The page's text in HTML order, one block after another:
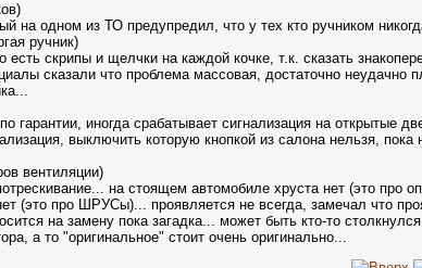
на одном из ТО предупредил, что у тех кто ручником
ручник)
скрипы и щелчки на каждой кочке, т.к. сказать
сказали что проблема массовая, достаточно неудачно
иногда срабатывает сигнализация на открытые
выключить которую кнопкой из салона нельзя, пока
вентиляции)
на стоящем автомобиле хруста нет (это про
(это про ШРУСы)... проявляется не всегда, замечал что
на замену пока загадка... может быть кто-то
а то "оригинальное" стоит очень оригинально...